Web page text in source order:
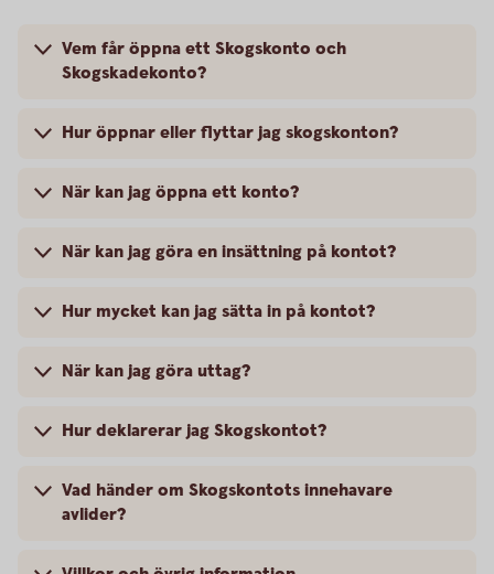
Vem får öppna ett Skogskonto och
Skogskadekonto?
Hur öppnar eller flyttar jag skogskonton?
När kan jag öppna ett konto?
När kan jag göra en insättning på kontot?
Hur mycket kan jag sätta in på kontot?
När kan jag göra uttag?
Hur deklarerar jag Skogskontot?
Vad händer om Skogskontots innehavare
avlider?